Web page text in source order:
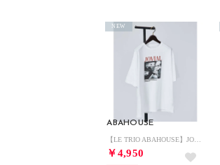
ABAHOUSE
￥4,950
NEW